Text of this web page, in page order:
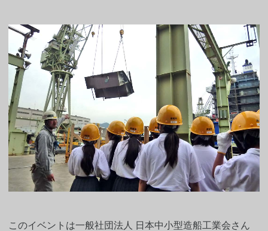
このイベントは一般社団法人 日本中小型造船工業会さん